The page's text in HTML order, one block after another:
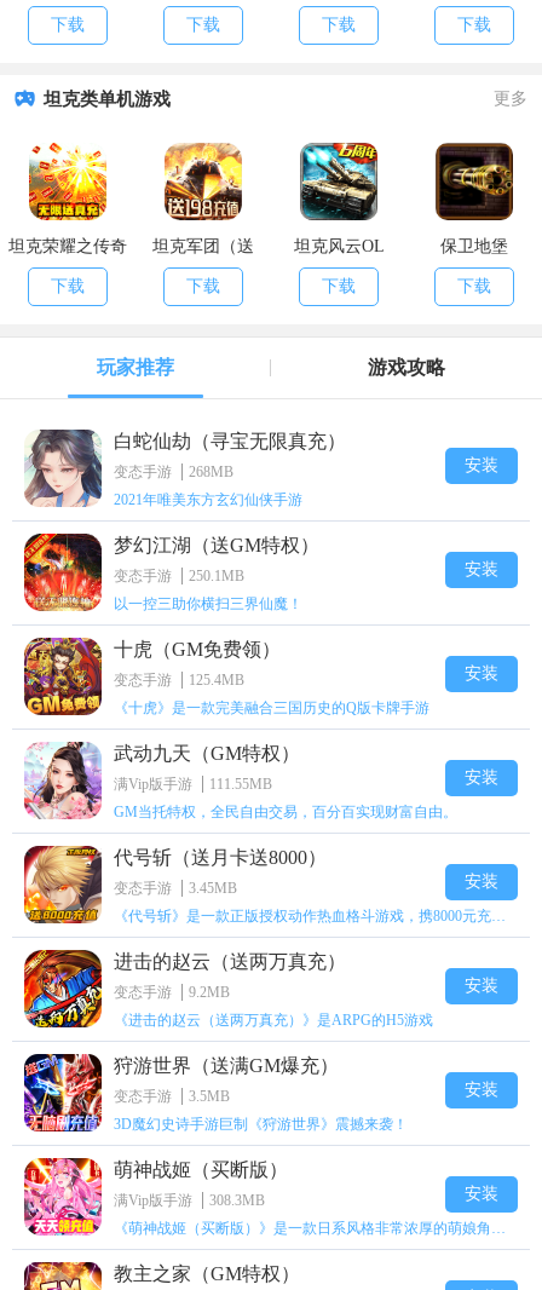
下载 下载
6
下载 下载
坦克类单机游戏 更多
坦克荣耀之传奇
王者（日送真
充）
下载
坦克军团（送
198充值卡）
下载
坦克风云OL
下载
保卫地堡
下载
玩家推荐 游戏攻略
白蛇仙劫（寻宝无限真充）
变态手游
268MB
2021年唯美东方玄幻仙侠手游
安装
梦幻江湖（送GM特权）
变态手游
250.1MB
以一控三助你横扫三界仙魔！
安装
十虎（GM免费领）
变态手游
125.4MB
《十虎》是一款完美融合三国历史的Q版卡牌手游
安装
武动九天（GM特权）
满Vip版手游
111.55MB
GM当托特权，全民自由交易，百分百实现财富自由。
安装
代号斩（送月卡送8000）
变态手游
3.45MB
安装
进击的赵云（送两万真充）
变态手游
9.2MB
《进击的赵云（送两万真充）》是ARPG的H5游戏
安装
狩游世界（送满GM爆充）
变态手游
3.5MB
3D魔幻史诗手游巨制《狩游世界》震撼来袭！
安装
萌神战姬（买断版）
满Vip版手游
308.3MB
安装
教主之家（GM特权）